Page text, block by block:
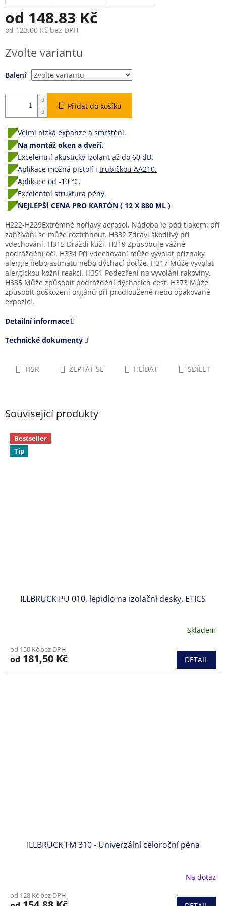
od 148.83 Kč
od 123.00 Kč bez DPH
cena:
Zvolte variantu
Balení
Přidat do košíku
Velmi nízká expanze a smrštění.
Na montáž oken a dveří.
Excelentní akustický izolant až do 60 dB.
Aplikace možná pistolí i trubičkou AA210.
Aplikace od -10 °C.
Excelentní struktura pěny.
NEJLEPŠÍ CENA PRO KARTÓN ( 12 X 880 ML )
H222-H229Extrémně hořlavý aerosol. Nádoba je pod tlakem: při
zahřívání se může roztrhnout. H332 Zdraví škodlivý při
vdechování. H315 Dráždí kůži. H319 Způsobuje vážné
podráždění očí. H334 Při vdechování může vyvolat příznaky
alergie nebo astmatu nebo dýchací potíže. H317 Může vyvolat
alergickou kožní reakci. H351 Podezření na vyvolání rakoviny.
H335 Může způsobit podráždění dýchacích cest. H373 Může
způsobit poškození orgánů při prodloužené nebo opakované
expozici.
Detailní informace
Technické dokumenty
TISK ZEPTAT SE HLÍDAT SDÍLET
Související produkty
Bestseller
Tip
ILLBRUCK PU 010, lepidlo na izolační desky, ETICS
produktu
je
Skladem
od 150 Kč bez DPH
od 181,50 Kč DETAIL
ILLBRUCK FM 310 - Univerzální celoroční pěna
produktu
Na dotaz
od 128 Kč bez DPH